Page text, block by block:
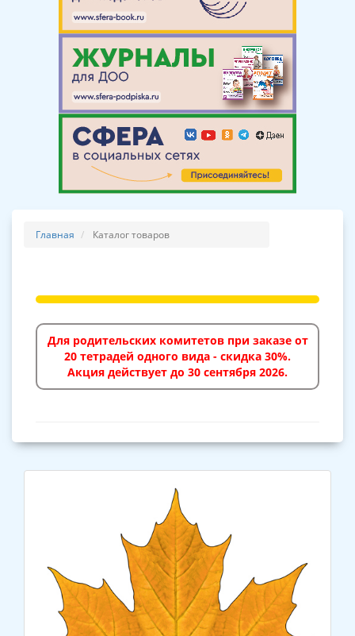
Главная Каталог товаров
Для родительских комитетов при заказе от
20 тетрадей одного вида - скидка 30%.
Акция действует до 30 сентября 2026.